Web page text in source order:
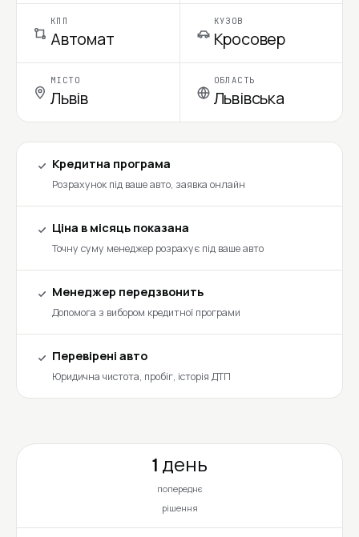
КПП
Автомат
КУЗОВ
Кросовер
МІСТО
Львів
ОБЛАСТЬ
Львівська
Кредитна програма
Розрахунок під ваше авто, заявка онлайн
Ціна в місяць показана
Точну суму менеджер розрахує під ваше авто
Менеджер передзвонить
Допомога з вибором кредитної програми
Перевірені авто
Юридична чистота, пробіг, історія ДТП
1 день
попереднє
рішення